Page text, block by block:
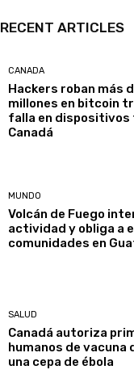
RECENT ARTICLES
CANADA
Hackers roban más
millones en bitcoin
falla en dispositivos
Canadá
MUNDO
Volcán de Fuego
actividad y obliga a
comunidades en
SALUD
Canadá autoriza
humanos de vacuna
una cepa de ébola